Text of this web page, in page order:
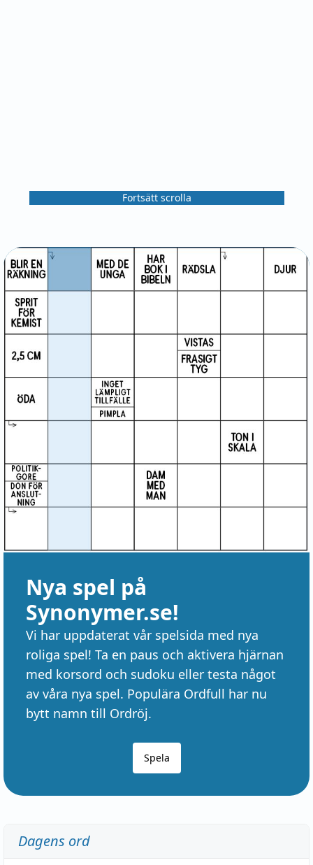
Fortsätt scrolla
Nya spel på
Synonymer.se!
Vi har uppdaterat vår spelsida med nya
roliga spel! Ta en paus och aktivera hjärnan
med korsord och sudoku eller testa något
av våra nya spel. Populära Ordfull har nu
bytt namn till Ordröj.
Spela
Dagens ord